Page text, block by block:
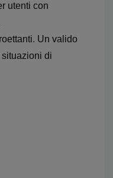
utenti con
Un valido
di